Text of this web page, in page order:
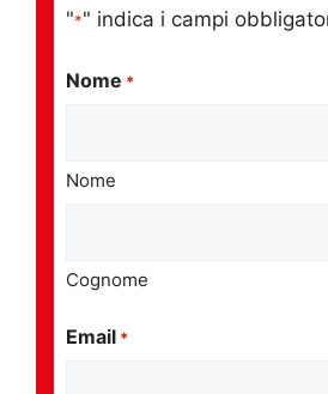
"*" indica i campi
Nome *
Nome
Cognome
Email *